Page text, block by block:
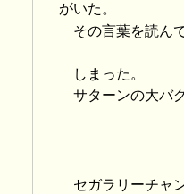
がいた。
その言葉を読ん
しまった。
サターンの大バ
セガラリーチャ